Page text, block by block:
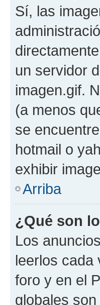
Sí, las
un servidor
imagen.gif.
(a menos
se
hotmail o
exhibir
Arriba
¿Qué son
Los
leerlos cada
foro y en el
globales